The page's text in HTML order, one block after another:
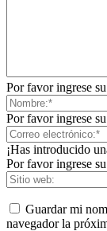
Por favor ingrese
Por favor ingrese
¡Has introducido
Por favor ingrese
Guardar mi
navegador la